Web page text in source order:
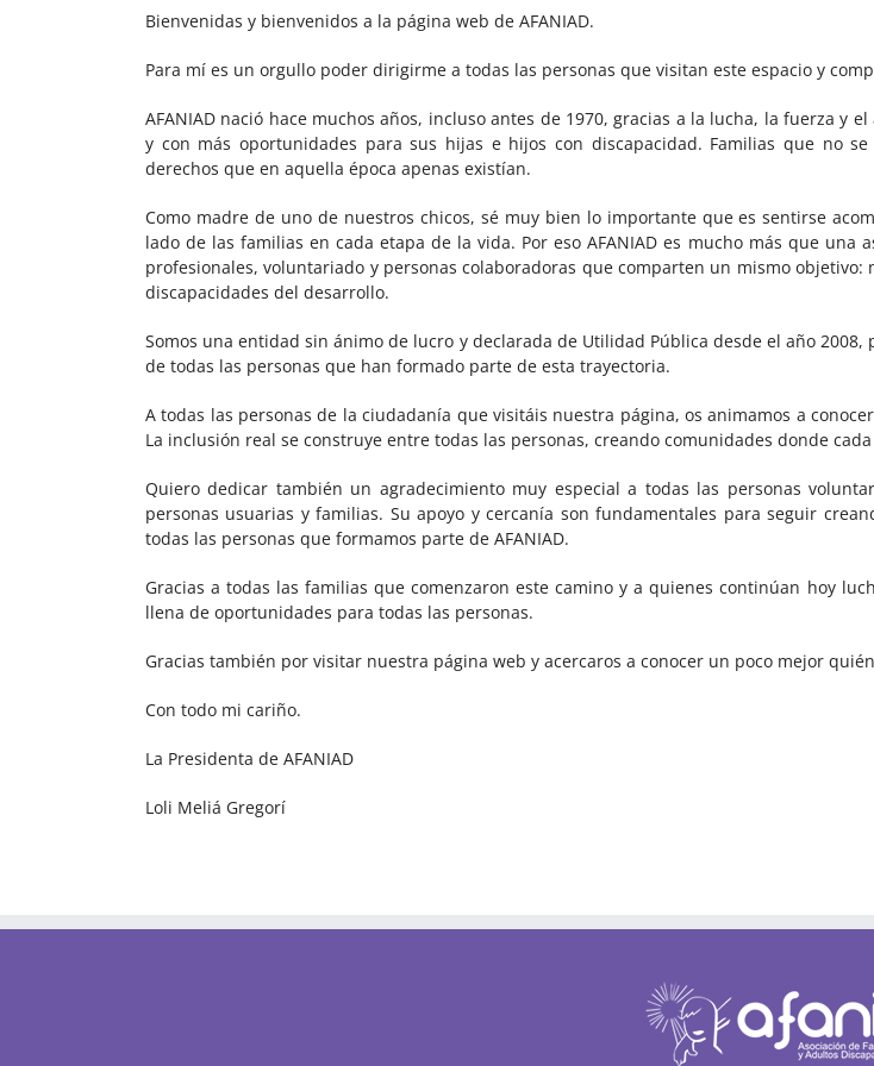
Bienvenidas y bienvenidos a la página web de AFANIAD.
Para mí es un orgullo poder dirigirme a todas las personas que visitan este espacio y
AFANIAD nació hace muchos años, incluso antes de 1970, gracias a la lucha, la fuerza
y con más oportunidades para sus hijas e hijos con discapacidad. Familias que no
derechos que en aquella época apenas existían.
Como madre de uno de nuestros chicos, sé muy bien lo importante que es sentirse
lado de las familias en cada etapa de la vida. Por eso AFANIAD es mucho más que
profesionales, voluntariado y personas colaboradoras que comparten un mismo
discapacidades del desarrollo.
Somos una entidad sin ánimo de lucro y declarada de Utilidad Pública desde el año
de todas las personas que han formado parte de esta trayectoria.
A todas las personas de la ciudadanía que visitáis nuestra página, os animamos a
La inclusión real se construye entre todas las personas, creando comunidades donde
Quiero dedicar también un agradecimiento muy especial a todas las personas
personas usuarias y familias. Su apoyo y cercanía son fundamentales para seguir
todas las personas que formamos parte de AFANIAD.
Gracias a todas las familias que comenzaron este camino y a quienes continúan hoy
llena de oportunidades para todas las personas.
Gracias también por visitar nuestra página web y acercaros a conocer un poco mejor
Con todo mi cariño.
La Presidenta de AFANIAD
Loli Meliá Gregorí